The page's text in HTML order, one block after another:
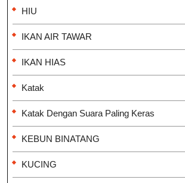
HIU
IKAN AIR TAWAR
IKAN HIAS
Katak
Katak Dengan Suara Paling Keras
KEBUN BINATANG
KUCING